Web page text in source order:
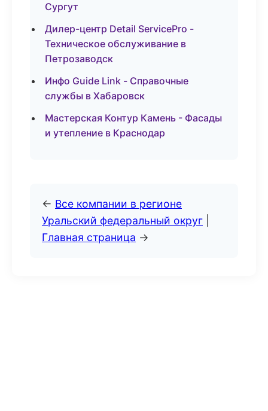
Сургут
Дилер-центр Detail ServicePro -
Техническое обслуживание в
Петрозаводск
Инфо Guide Link - Справочные
службы в Хабаровск
Мастерская Контур Камень - Фасады
и утепление в Краснодар
← Все компании в регионе
Уральский федеральный округ
Главная страница →